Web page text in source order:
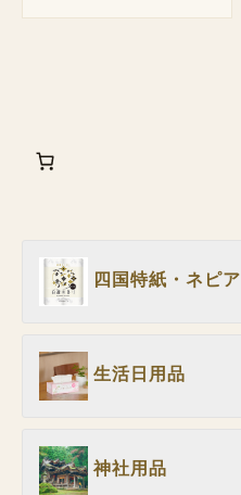
四国特紙・ネピア
生活日用品
神社用品